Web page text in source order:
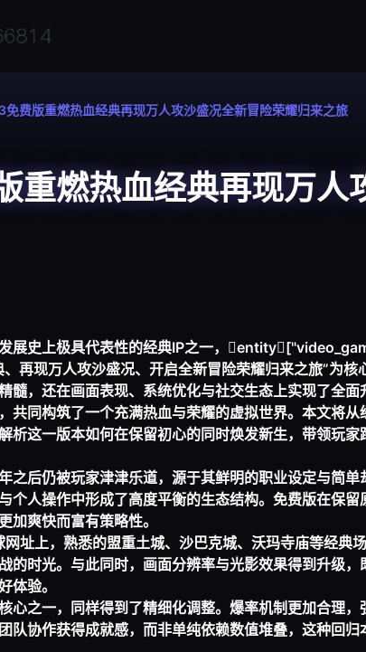
免费版重燃热血经典再现万人攻沙盛况全新冒险荣耀归来之旅
重燃热血经典再现万人
展史上极具代表性的经典IP之一，
再现万人攻沙盛况、开启全新冒险荣耀归来之旅”为
髓，还在画面表现、系统优化与社交生态上实现了全
共同构筑了一个充满热血与荣耀的虚拟世界。本文将
析这一版本如何在保留初心的同时焕发新生，带领玩家
之后仍被玩家津津乐道，源于其鲜明的职业设定与简
个人操作中形成了高度平衡的生态结构。免费版在保
加爽快而富有策略性。
网址上，熟悉的盟重土城、沙巴克城、沃玛寺庙等经典
的时光。与此同时，画面分辨率与光影效果得到升级
体验。
心之一，同样得到了精细化调整。爆率机制更加合理
队协作获得成就感，而非单纯依赖数值堆叠，这种回归